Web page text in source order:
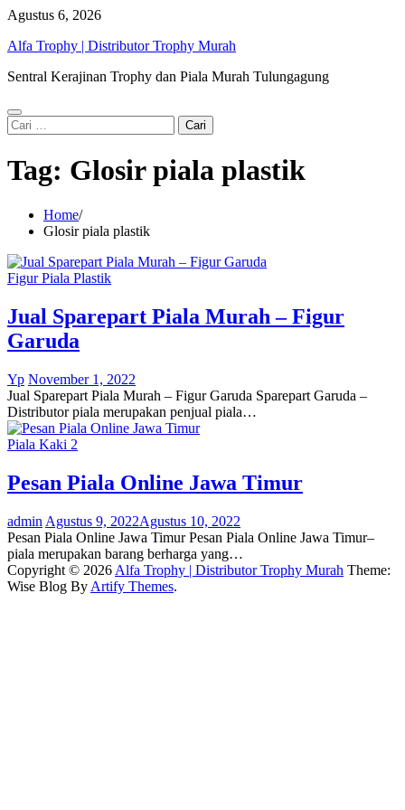
Skip
content
Agustus 6, 2026
Alfa Trophy | Distributor Trophy Murah
Sentral Kerajinan Trophy dan Piala Murah Tulungagung
Cari
untuk:
Tag: Glosir piala plastik
Home
Glosir piala plastik
Figur Piala Plastik
Jual Sparepart Piala Murah – Figur
Garuda
Yp November 1, 2022
Jual Sparepart Piala Murah – Figur Garuda Sparepart Garuda –
Distributor piala merupakan penjual piala…
Piala Kaki 2
Pesan Piala Online Jawa Timur
admin Agustus 9, 2022Agustus 10, 2022
Pesan Piala Online Jawa Timur Pesan Piala Online Jawa Timur–
piala merupakan barang berharga yang…
Copyright © 2026 Alfa Trophy | Distributor Trophy Murah Theme:
Wise Blog By Artify Themes.